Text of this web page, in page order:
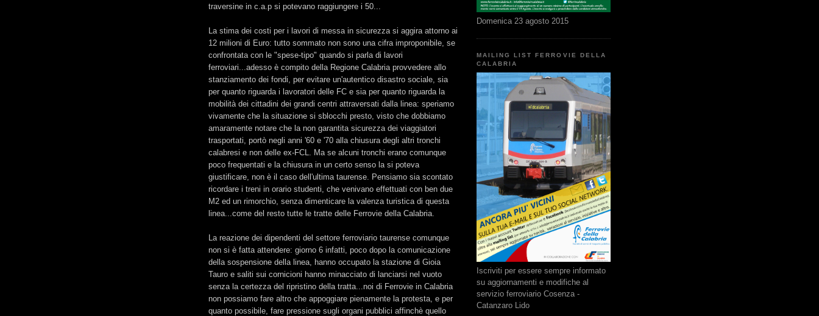
traversine in c.a.p si potevano raggiungere i 50...
La stima dei costi per i lavori di messa in sicurezza si aggira attorno ai
12 milioni di Euro: tutto sommato non sono una cifra improponibile, se
confrontata con le "spese-tipo" quando si parla di lavori
ferroviari...adesso è compito della Regione Calabria provvedere allo
stanziamento dei fondi, per evitare un'autentico disastro sociale, sia
per quanto riguarda i lavoratori delle FC e sia per quanto riguarda la
mobilità dei cittadini dei grandi centri attraversati dalla linea: speriamo
vivamente che la situazione si sblocchi presto, visto che dobbiamo
amaramente notare che la non garantita sicurezza dei viaggiatori
trasportati, portò negli anni '60 e '70 alla chiusura degli altri tronchi
calabresi e non delle ex-FCL. Ma se alcuni tronchi erano comunque
poco frequentati e la chiusura in un certo senso la si poteva
giustificare, non è il caso dell'ultima taurense. Pensiamo sia scontato
ricordare i treni in orario studenti, che venivano effettuati con ben due
M2 ed un rimorchio, senza dimenticare la valenza turistica di questa
linea...come del resto tutte le tratte delle Ferrovie della Calabria.
La reazione dei dipendenti del settore ferroviario taurense comunque
non si è fatta attendere: giorno 6 infatti, poco dopo la comunicazione
della sospensione della linea, hanno occupato la stazione di Gioia
Tauro e saliti sui cornicioni hanno minacciato di lanciarsi nel vuoto
senza la certezza del ripristino della tratta...noi di Ferrovie in Calabria
non possiamo fare altro che appoggiare pienamente la protesta, e per
quanto possibile, fare pressione sugli organi pubblici affinchè quello
Domenica 23 agosto 2015
MAILING LIST FERROVIE DELLA
CALABRIA
Iscriviti per essere sempre informato
su aggiornamenti e modifiche al
servizio ferroviario Cosenza -
Catanzaro Lido